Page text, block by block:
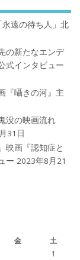
遠の待ち人」北
の新たなエンデ
式インタビュー
『囁きの河』主
没の映画流れ
31日
映画『認知症と
ー 2023年8月21
金
土
1